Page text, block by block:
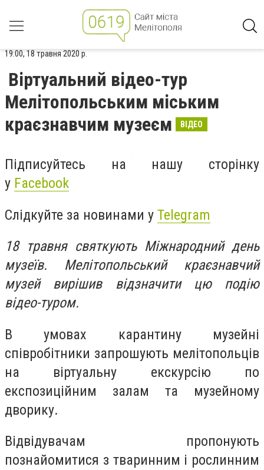
19:00, 18 травня 2020 р.
Віртуальний відео-тур
Мелітопольським міським
краєзнавчим музеєм
ВІДЕО
Підписуйтесь на нашу сторінку
у Facebook
Слідкуйте за новинами у Telegram
18 травня святкують Міжнародний день
музеїв. Мелітопольський краєзнавчий
музей вирішив відзначити цю подію
відео-туром.
В умовах карантину музейні
співробітники запрошують мелітопольців
на віртуальну екскурсію по
експозиційним залам та музейному
дворику.
Відвідувачам пропонують
познайомитися з тваринним і рослинним